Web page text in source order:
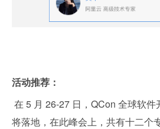
活动推荐：
在 5 月 26-27 日，QCon 全球软
将落地，在此峰会上，共有十二个